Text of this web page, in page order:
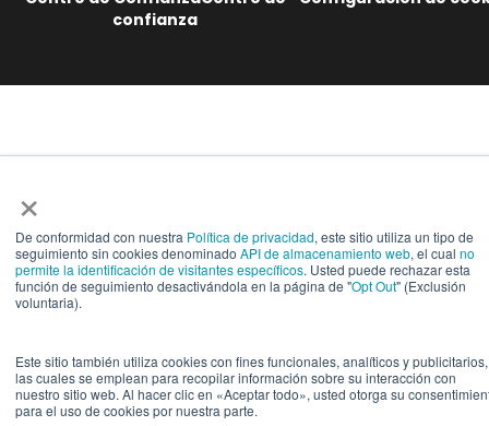
×
De conformidad con nuestra Política de privacidad, este sitio utiliza un tipo de
seguimiento sin cookies denominado API de almacenamiento web, el cual no
permite la identificación de visitantes específicos. Usted puede rechazar esta
función de seguimiento desactivándola en la página de "Opt Out" (Exclusión
voluntaria).
Este sitio también utiliza cookies con fines funcionales, analíticos y publicitarios,
las cuales se emplean para recopilar información sobre su interacción con
nuestro sitio web. Al hacer clic en «Aceptar todo», usted otorga su
para el uso de cookies por nuestra parte.
confianza